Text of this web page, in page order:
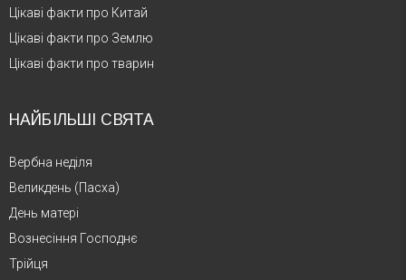
Цікаві факти про Китай
Цікаві факти про Землю
Цікаві факти про тварин
НАЙБІЛЬШІ СВЯТА
Вербна неділя
Великдень (Пасха)
День матері
Вознесіння Господнє
Трійця